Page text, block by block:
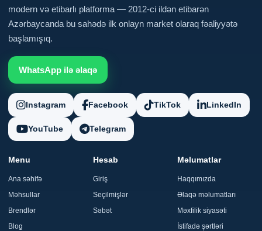
modern və etibarlı platforma — 2012-ci ildən etibarən
Azərbaycanda bu sahədə ilk onlayn market olaraq fəaliyyətə
başlamışıq.
WhatsApp ilə əlaqə
Instagram Facebook TikTok LinkedIn
YouTube Telegram
Menu
Ana səhifə
Məhsullar
Brendlər
Blog
Hesab
Giriş
Seçilmişlər
Səbət
Məlumatlar
Haqqımızda
Əlaqə məlumatları
Məxfilik siyasəti
İstifadə şərtləri